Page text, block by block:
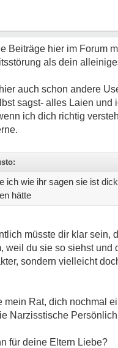
Beiträge hier im Forum
als dein
auch schon andere
sagst- alles Laien
ich dich richtig
ich wie ihr sagen sie ist
hätte
müsste dir klar sein,
weil du sie so siehst und
sondern vielleicht
mein Rat, dich nochmal
Narzisstische
für deine Eltern Liebe?